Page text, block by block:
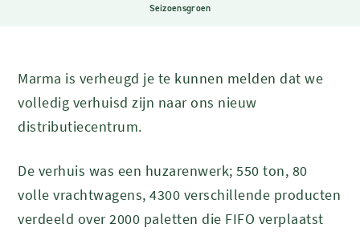
Seizoensgroen
Marma is verheugd je te kunnen melden dat we
volledig verhuisd zijn naar ons nieuw
distributiecentrum.
De verhuis was een huzarenwerk; 550 ton, 80
volle vrachtwagens, 4300 verschillende producten
verdeeld over 2000 paletten die FIFO verplaatst